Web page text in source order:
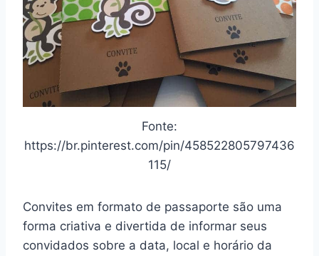
Fonte:
https://br.pinterest.com/pin/458522805797436
115/
Convites em formato de passaporte são uma
forma criativa e divertida de informar seus
convidados sobre a data, local e horário da